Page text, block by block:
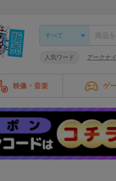
人気ワード アークナ
映像・音楽 ゲ